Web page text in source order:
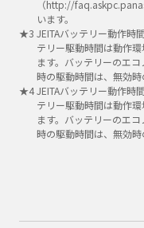
（http://
います。
★3 JEITAバッテリー動作時
テリー駆動時間は動作
ます。バッテリーのエ
時の駆動時間は、無効時
★4JEITAバッテリー動作時
テリー駆動時間は動作
ます。バッテリーのエ
時の駆動時間は、無効時